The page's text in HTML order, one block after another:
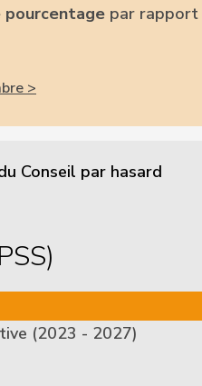
pourcentage par
>
Conseil par hasard
(2023 - 2027)